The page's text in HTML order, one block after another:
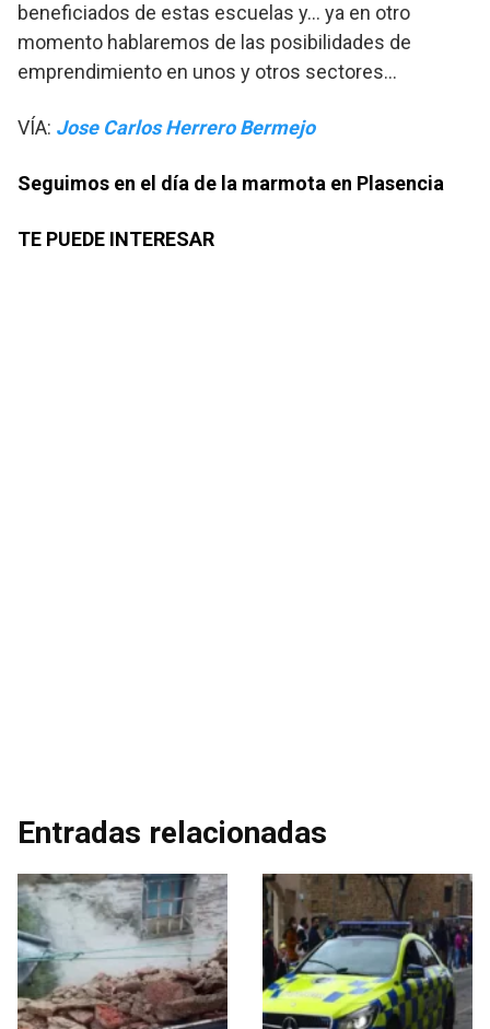
beneficiados de estas escuelas y… ya en otro
momento hablaremos de las posibilidades de
emprendimiento en unos y otros sectores…
VÍA: Jose Carlos Herrero Bermejo
Seguimos en el día de la marmota en Plasencia
TE PUEDE INTERESAR
Entradas relacionadas